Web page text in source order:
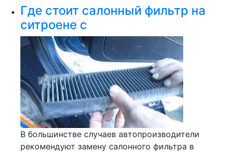
Где стоит салонный фильтр на
ситроене с
В большинстве случаев автопроизводители
рекомендуют замену салонного фильтра в